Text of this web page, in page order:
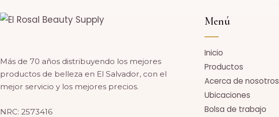
Más de 70 años distribuyendo los mejores
productos de belleza en El Salvador, con el
mejor servicio y los mejores precios.
NRC: 2573416
Menú
Inicio
Productos
Acerca de nosotros
Ubicaciones
Bolsa de trabajo